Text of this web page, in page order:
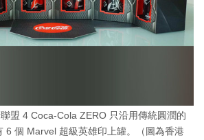
盟 4 Coca-Cola ZERO 只沿用傳統圓潤的
6 個 Marvel 超級英雄印上罐。（圖為香港